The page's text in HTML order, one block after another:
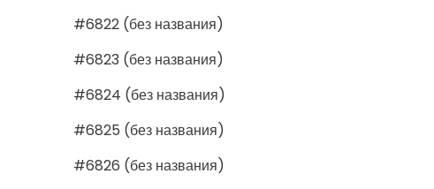
#6822 (без названия)
#6823 (без названия)
#6824 (без названия)
#6825 (без названия)
#6826 (без названия)